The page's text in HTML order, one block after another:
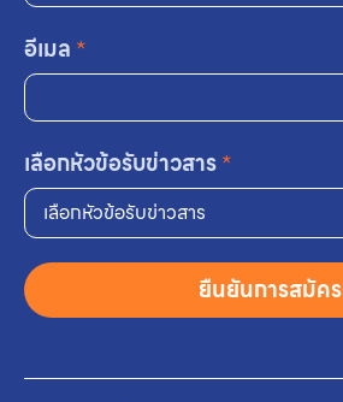
อีเมล *
เลือกหัวข้อรับข่าวสาร*
เลือกหัวข้อรับข่าวสาร
ยืนยันการสมัคร